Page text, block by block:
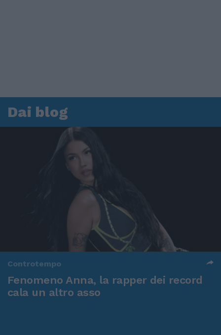
Dai blog
Controtempo
Fenomeno Anna, la rapper dei record
cala un altro asso